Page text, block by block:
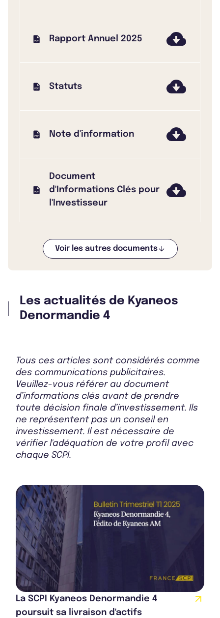
Rapport Annuel 2025
Statuts
Note d'information
Document
d'Informations Clés pour
l'Investisseur
Bulletin 2025 T2
Bulletin 2025 T1
Bulletin 2024 T4
Bulletin 2024 T3
Bulletin 2024 T2
Bulletin 2024 T1
Bulletin 2023 T4
Voir les autres documents
Les actualités de Kyaneos
Denormandie 4
Tous ces articles sont considérés comme
des communications publicitaires.
Veuillez-vous référer au document
d’informations clés avant de prendre
toute décision finale d’investissement. Ils
ne représentent pas un conseil en
investissement. Il est nécessaire de
vérifier l'adéquation de votre profil avec
chaque SCPI.
La SCPI Kyaneos Denormandie 4
poursuit sa livraison d'actifs